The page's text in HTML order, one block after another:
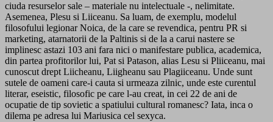
ciuda resurselor sale – materiale nu intelectuale -, nelimitate.
Asemenea, Plesu si Liiceanu. Sa luam, de exemplu, modelul
filosofului legionar Noica, de la care se revendica, pentru PR si
marketing, atarnatorii de la Paltinis si de la a carui nastere se
implinesc astazi 103 ani fara nici o manifestare publica, academica,
din partea profitorilor lui, Pat si Patason, alias Lesu si Pliiceanu, mai
cunoscut drept Liicheanu, Liigheanu sau Plagiiceanu. Unde sunt
sutele de oameni care-i cauta si urmeaza zilnic, unde este curentul
literar, eseistic, filosofic pe care l-au creat, in cei 22 de ani de
ocupatie de tip sovietic a spatiului cultural romanesc? Iata, inca o
dilema pe adresa lui Mariusica cel sexyca.